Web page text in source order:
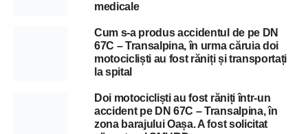
medicale
Cum s-a produs accidentul de pe DN
67C – Transalpina, în urma căruia doi
motocicliști au fost răniți și transportați
la spital
Doi motocicliști au fost răniți într-un
accident pe DN 67C – Transalpina, în
zona barajului Oașa. A fost solicitat